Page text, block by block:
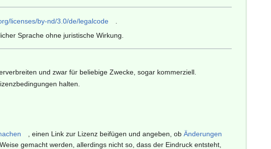
licenses/by-nd/3.0/de/legalcode
Sprache ohne juristische Wirkung.
und zwar für beliebige Zwecke, sogar kommerziell.
halten.
, einen Link zur Lizenz beifügen und angeben, obÄnderungen
gemacht werden, allerdings nicht so, dass der Eindruck entsteht,